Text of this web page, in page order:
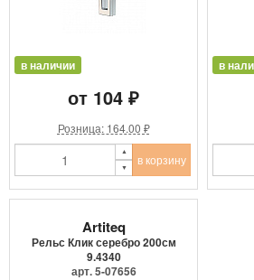
в наличии
от 104 ₽
Розница: 164.00 ₽
в корзину
в
Artiteq
Рельс Клик серебро 200см
9.4340
арт. 5-07656